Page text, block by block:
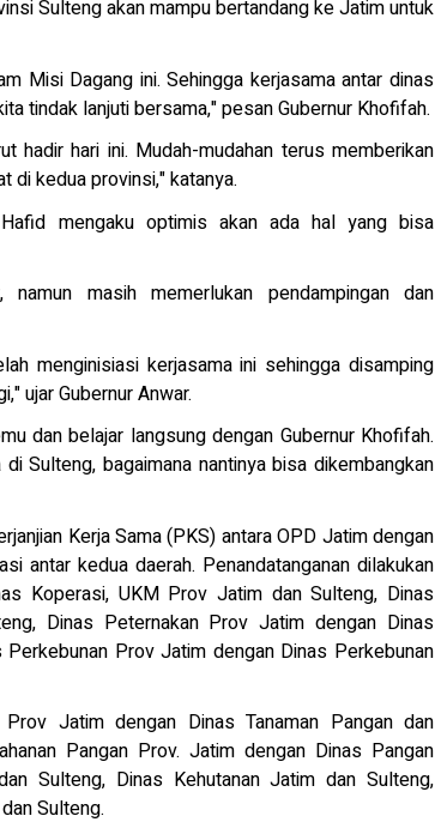
Sulteng akan mampu bertandang ke Jatim untuk
Misi Dagang ini. Sehingga kerjasama antar dinas
tindak lanjuti bersama," pesan Gubernur Khofifah.
hadir hari ini. Mudah-mudahan terus memberikan
di kedua provinsi," katanya.
mengaku optimis akan ada hal yang bisa
masih memerlukan pendampingan dan
menginisiasi kerjasama ini sehingga disamping
ujar Gubernur Anwar.
dan belajar langsung dengan Gubernur Khofifah.
Sulteng, bagaimana nantinya bisa dikembangkan
Kerja Sama (PKS) antara OPD Jatim dengan
antar kedua daerah. Penandatanganan dilakukan
Koperasi, UKM Prov Jatim dan Sulteng, Dinas
Dinas Peternakan Prov Jatim dengan Dinas
Prov Jatim dengan Dinas Perkebunan
Jatim dengan Dinas Tanaman Pangan dan
Pangan Prov. Jatim dengan Dinas Pangan
Sulteng, Dinas Kehutanan Jatim dan Sulteng,
Sulteng.